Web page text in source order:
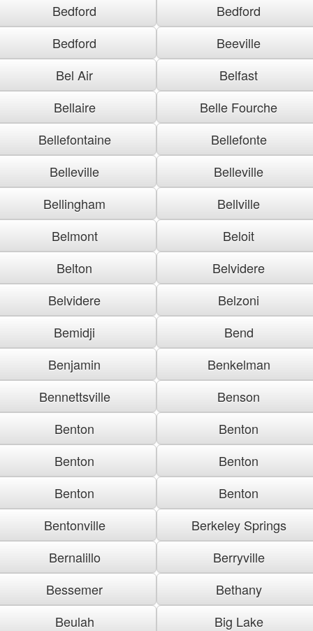
Bedford
Bedford
Bedford
Beeville
Bel Air
Belfast
Bellaire
Belle Fourche
Bellefontaine
Bellefonte
Belleville
Belleville
Bellingham
Bellville
Belmont
Beloit
Belton
Belvidere
Belvidere
Belzoni
Bemidji
Bend
Benjamin
Benkelman
Bennettsville
Benson
Benton
Benton
Benton
Benton
Benton
Benton
Bentonville
Berkeley Springs
Bernalillo
Berryville
Bessemer
Bethany
Beulah
Big Lake